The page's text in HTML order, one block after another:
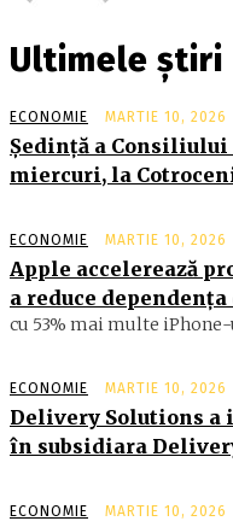
Ultimele știri
ECONOMIE MARTIE 10, 2026
Şedinţă a Consiliului
miercuri, la
ECONOMIE MARTIE 10, 2026
Apple accelerează
a reduce dependența
cu 53% mai multe iPhone-
ECONOMIE MARTIE 10, 2026
Delivery Solutions a
în subsidiara
ECONOMIE MARTIE 10, 2026